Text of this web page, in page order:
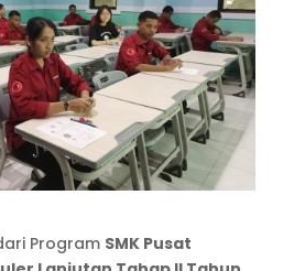
Program SMK Pusat